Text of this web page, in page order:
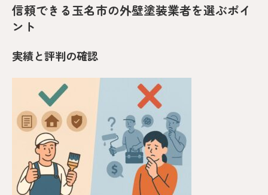
信頼できる玉名市の外壁塗装業者を選ぶポイ
ント
実績と評判の確認